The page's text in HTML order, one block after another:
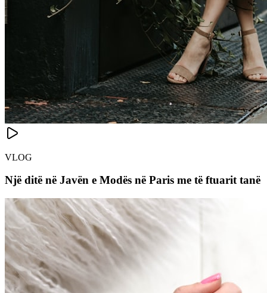
VLOG
Një ditë në Javën e Modës në Paris me të ftuarit tanë